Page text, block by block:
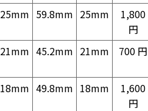
25mm 59.8mm 25mm
1,800
円
21mm 45.2mm 21mm 700 円
18mm 49.8mm 18mm
1,600
円